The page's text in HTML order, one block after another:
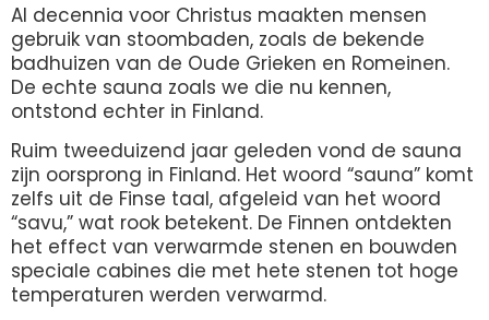
Al decennia voor Christus maakten mensen
gebruik van stoombaden, zoals de bekende
badhuizen van de Oude Grieken en Romeinen.
De echte sauna zoals we die nu kennen,
ontstond echter in Finland.
Ruim tweeduizend jaar geleden vond de sauna
zijn oorsprong in Finland. Het woord “sauna” komt
zelfs uit de Finse taal, afgeleid van het woord
“savu,” wat rook betekent. De Finnen ontdekten
het effect van verwarmde stenen en bouwden
speciale cabines die met hete stenen tot hoge
temperaturen werden verwarmd.